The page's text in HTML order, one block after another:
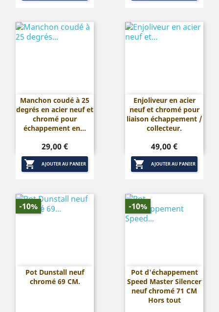
Manchon coudé à 25
degrés en acier neuf et
chromé pour
échappement en...
Prix
29,00 €
 AJOUTER AU PANIER
Enjoliveur en acier
neuf et chromé pour
liaison échappement /
collecteur.
Prix
49,00 €
 AJOUTER AU PANIER
Pot Dunstall neuf
chromé 69 CM.
-10%
Pot d'échappement
Speed Master Silencer
neuf chromé 71 CM
Hors tout
-10%